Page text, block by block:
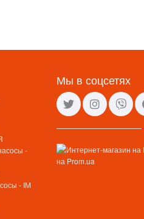
-
- IM
Мы в соцсетях
на Prom.ua